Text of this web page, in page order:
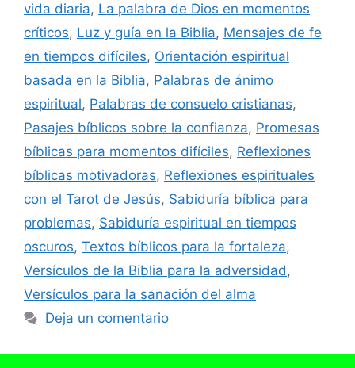
vida diaria, La palabra de Dios en momentos
críticos, Luz y guía en la Biblia, Mensajes de fe
en tiempos difíciles, Orientación espiritual
basada en la Biblia, Palabras de ánimo
espiritual, Palabras de consuelo cristianas,
Pasajes bíblicos sobre la confianza, Promesas
bíblicas para momentos difíciles, Reflexiones
bíblicas motivadoras, Reflexiones espirituales
con el Tarot de Jesús, Sabiduría bíblica para
problemas, Sabiduría espiritual en tiempos
oscuros, Textos bíblicos para la fortaleza,
Versículos de la Biblia para la adversidad,
Versículos para la sanación del alma
Deja un comentario